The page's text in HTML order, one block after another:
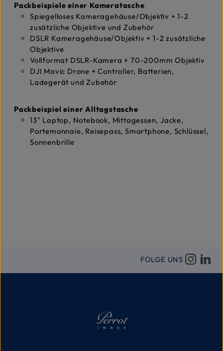
Packbeispiele einer Kameratasche
Spiegelloses Kameragehäuse/Objektiv + 1-2
zusätzliche Objektive und Zubehör
DSLR Kameragehäuse/Objektiv + 1-2 zusätzliche
Objektive
Vollformat DSLR-Kamera + 70-200mm Objektiv
DJI Mavic Drone + Controller, Batterien,
Ladegerät und Zubehör
Packbeispiel einer Alltagstasche
13" Laptop, Notebook, Mittagessen, Jacke,
Portemonnaie, Reisepass, Smartphone, Schlüssel,
Sonnenbrille
FOLGE UNS